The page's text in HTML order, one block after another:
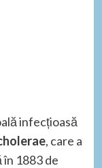
infecțioasă
, care a
1883 de